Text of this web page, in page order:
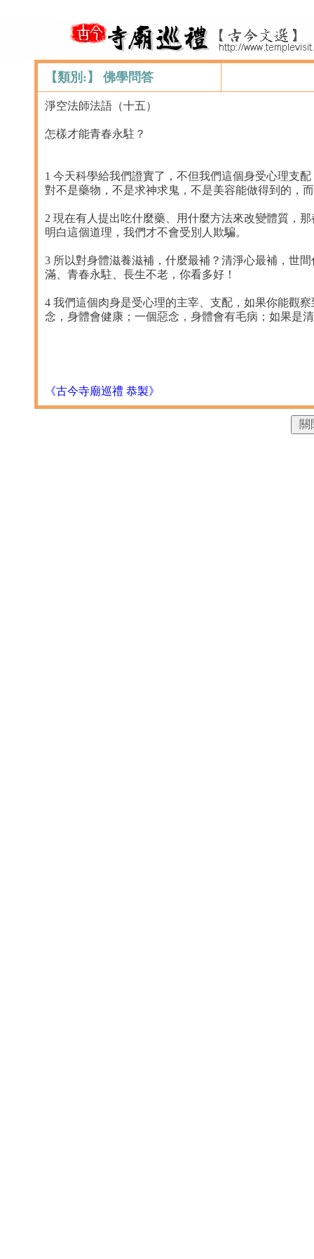
【類別:】 佛學問答
淨空法師法語（十五）
怎樣才能青春永駐？
1 今天科學給我們證實了，不但我們這個身受心理支
對不是藥物，不是求神求鬼，不是美容能做得到的，
2 現在有人提出吃什麼藥、用什麼方法來改變體質，
明白這個道理，我們才不會受別人欺騙。
3 所以對身體滋養滋補，什麼最補？清淨心最補，世
滿、青春永駐、長生不老，你看多好！
4 我們這個肉身是受心理的主宰、支配，如果你能觀
念，身體會健康；一個惡念，身體會有毛病；如果是
《古今寺廟巡禮 恭製》